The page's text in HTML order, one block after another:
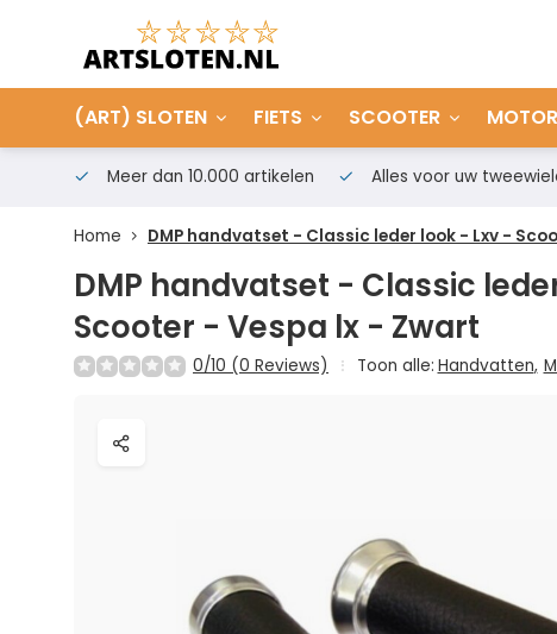
(ART) SLOTEN FIETS SCOOTER MOTOR
Meer dan 10.000 artikelen Alles voor uw
Home DMP handvatset - Classic leder look - Lxv -
DMP handvatset - Classic
Scooter - Vespa lx - Zwart
0/10 (0 Reviews) Toon alle: Handvatten,